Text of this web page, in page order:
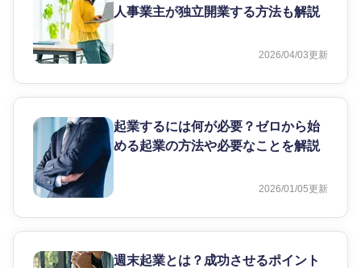
人事業主が独立開業する方法も解説
2026/04/03更新
起業するには何が必要？ゼロから始
める起業の方法や必要なことを解説
2026/01/05更新
週末起業とは？成功させるポイント